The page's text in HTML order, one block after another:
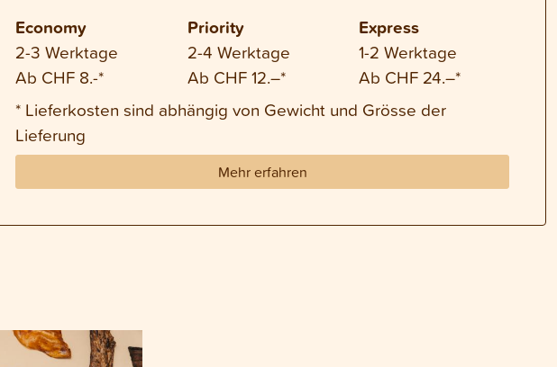
Economy
2-3 Werktage
Ab CHF 8.-*
Priority
2-4 Werktage
Ab CHF 12.–*
Express
1-2 Werktage
Ab CHF 24.–*
* Lieferkosten sind abhängig von Gewicht und Grösse der
Lieferung
Mehr erfahren